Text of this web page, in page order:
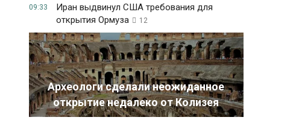
09:33
Иран выдвинул США требования для
открытия Ормуза
12
Археологи сделали неожиданное
открытие недалеко от Колизея